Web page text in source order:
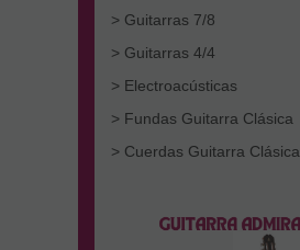
> Guitarras 7/8
> Guitarras 4/4
> Electroacústicas
> Fundas Guitarra Clásica
> Cuerdas Guitarra Clásica